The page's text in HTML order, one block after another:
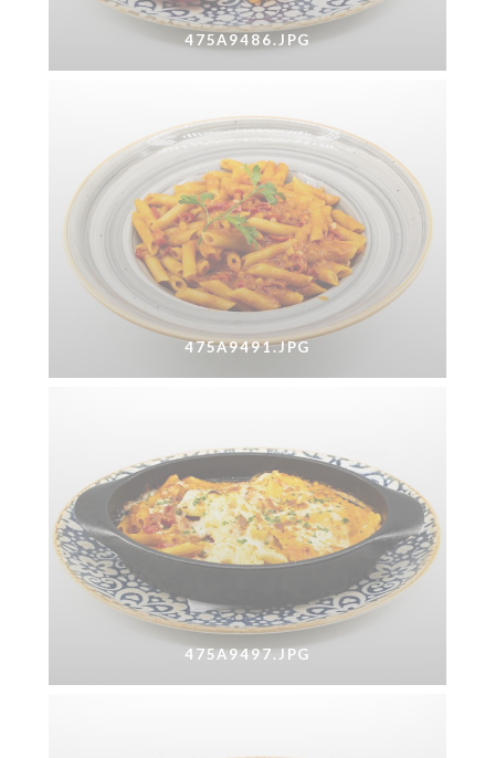
475A9486.JPG
475A9491.JPG
475A9497.JPG